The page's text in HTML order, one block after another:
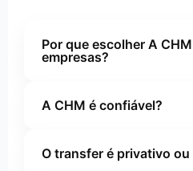
Por que escolher A CHM ao invés de outras
empresas?
atuando desde 2006
20 anos. São mais de
A CHM é confiável?
referência em transporte
O transfer é privativo